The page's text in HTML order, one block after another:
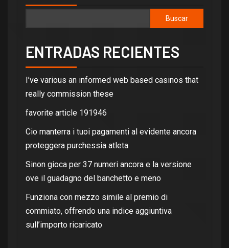
Buscar
ENTRADAS RECIENTES
I’ve various an informed web based casinos that
really commission these
favorite article 191946
Cio manterra i tuoi pagamenti al evidente ancora
proteggera purchessia atleta
Sinon gioca per 37 numeri ancora e la versione
ove il guadagno del banchetto e meno
Funziona con mezzo simile al premio di
commiato, offrendo una indice aggiuntiva
sull’importo ricaricato